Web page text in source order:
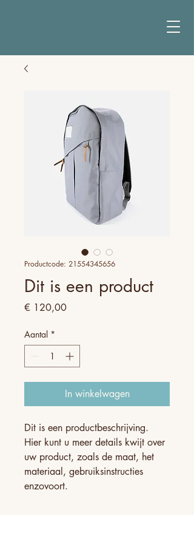
Productcode: 21554345656
Dit is een product
€ 120,00Prijs
Aantal *
In winkelwagen
Dit is een productbeschrijving.
Hier kunt u meer details kwijt over
uw product, zoals de maat, het
materiaal, gebruiksinstructies
enzovoort.